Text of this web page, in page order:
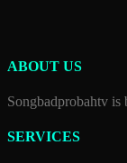
ABOUT US
Songbadprobahtv
SERVICES